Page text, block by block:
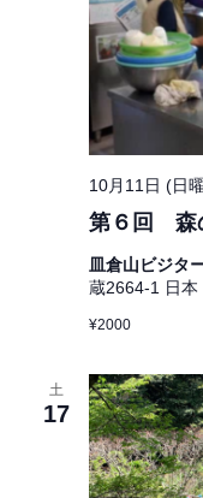
第６回 森
10月11日 (日
皿倉山ビジタ
蔵2664-1 日本
¥2000
土
17